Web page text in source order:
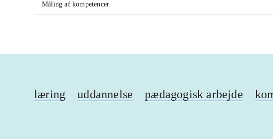
Måling af kompetencer
læring uddannelse pædagogisk arbejde